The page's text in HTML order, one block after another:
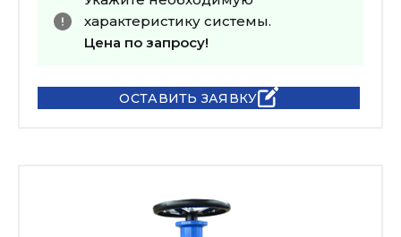
характеристику системы.
Цена по запросу!
ОСТАВИТЬ ЗАЯВКУ